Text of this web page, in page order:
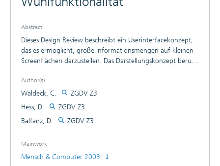
Abstract
Dieses Design Review beschreibt ein Userinterfacekonzept,
das es ermöglicht, große Informationsmengen auf kleinen
Screenflächen darzustellen. Das Darstellungskonzept beruht
Ahlberg & Shneiderman 1994), bei der die visuellen
Parameter den inhaltlichen Kriterien frei zugeordnet
werden können. Ein großer Vorteil der Scatterplot-
Darstellung liegt in der stufenlosen Skalierbarkeit der
Darstellungsfläche was eine sehr einfache Anpassung an
Lesbarkeit auch bei sehr großen Informationsdichten zu
gewährleisten, wurde versucht, Deckkraft und Rollover-
Author(s)
Waldeck, C.
ZGDV Z3
Hess, D.
ZGDV Z3
Balfanz, D.
ZGDV Z3
Mainwork
Mensch & Computer 2003